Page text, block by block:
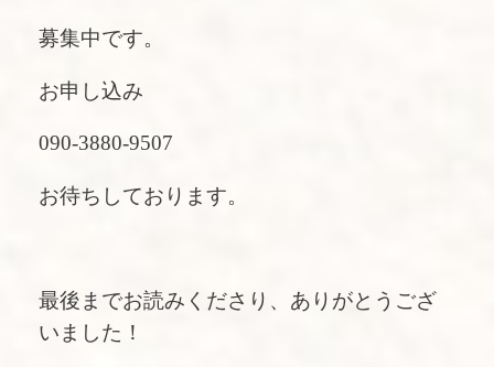
募集中です。
お申し込み
090-3880-9507
お待ちしております。
最後までお読みくださり、ありがとうござ
いました！